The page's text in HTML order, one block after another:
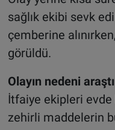
sağlık ekibi sevk
çemberine
görüldü.
Olayın nedeni
İtfaiye ekipleri
zehirli maddelerin